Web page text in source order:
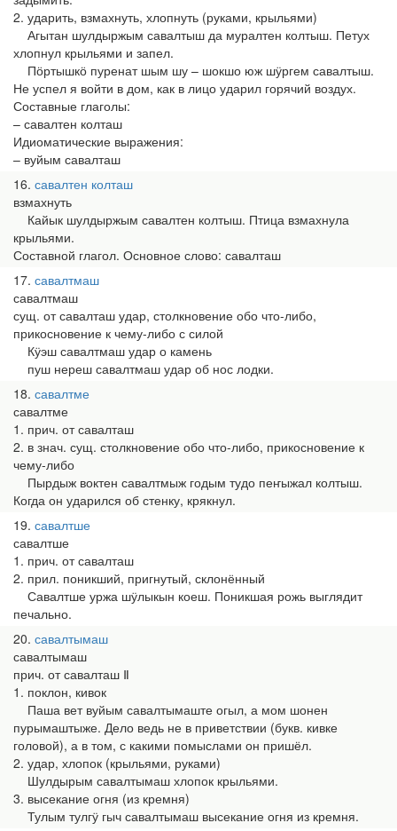
2. ударить, взмахнуть, хлопнуть (руками, крыльями)
Агытан шулдыржым савалтыш да муралтен колтыш. Петух
хлопнул крыльями и запел.
Пӧртышкӧ пуренат шым шу – шокшо юж шӱргем савалтыш.
Не успел я войти в дом, как в лицо ударил горячий воздух.
Составные глаголы:
– савалтен колташ
Идиоматические выражения:
– вуйым савалташ
16 савалтен колташ
взмахнуть
Кайык шулдыржым савалтен колтыш. Птица взмахнула
крыльями.
Составной глагол. Основное слово: савалташ
17 савалтмаш
савалтмаш
сущ. от савалташ удар, столкновение обо что-либо,
прикосновение к чему-либо с силой
Кӱэш савалтмаш удар о камень
пуш нереш савалтмаш удар об нос лодки.
18 савалтме
савалтме
1. прич. от савалташ
2. в знач. сущ. столкновение обо что-либо, прикосновение к
чему-либо
Пырдыж воктен савалтмыж годым тудо пеҥыжал колтыш.
Когда он ударился об стенку, крякнул.
19 савалтше
савалтше
1. прич. от савалташ
2. прил. поникший, пригнутый, склонённый
Савалтше уржа шӱлыкын коеш. Поникшая рожь выглядит
печально.
20 савалтымаш
савалтымаш
прич. от савалташ Ⅱ
1. поклон, кивок
Паша вет вуйым савалтымаште огыл, а мом шонен
пурымаштыже. Дело ведь не в приветствии (букв. кивке
головой), а в том, с какими помыслами он пришёл.
2. удар, хлопок (крыльями, руками)
Шулдырым савалтымаш хлопок крыльями.
3. высекание огня (из кремня)
Тулым тулгӱ гыч савалтымаш высекание огня из кремня.